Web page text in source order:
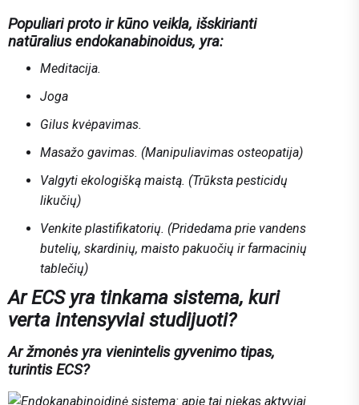
Populiari proto ir kūno veikla, išskirianti
natūralius endokanabinoidus, yra:
Meditacija.
Joga
Gilus kvėpavimas.
Masažo gavimas. (Manipuliavimas osteopatija)
Valgyti ekologišką maistą. (Trūksta pesticidų
likučių)
Venkite plastifikatorių. (Pridedama prie vandens
butelių, skardinių, maisto pakuočių ir farmacinių
tablečių)
Ar ECS yra tinkama sistema, kuri
verta intensyviai studijuoti?
Ar žmonės yra vienintelis gyvenimo tipas,
turintis ECS?